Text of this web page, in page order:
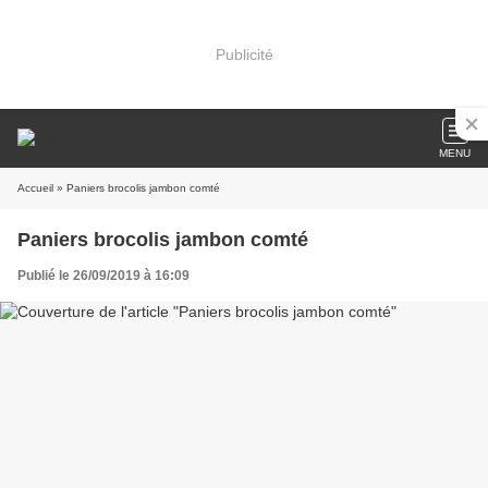
Publicité
MENU
Accueil » Paniers brocolis jambon comté
Paniers brocolis jambon comté
Publié le 26/09/2019 à 16:09